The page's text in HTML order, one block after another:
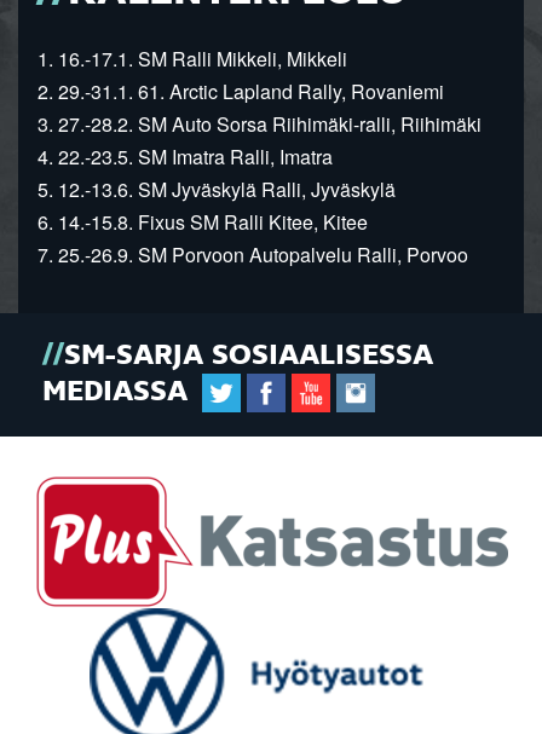
1. 16.-17.1. SM Ralli Mikkeli, Mikkeli
2. 29.-31.1. 61. Arctic Lapland Rally, Rovaniemi
3. 27.-28.2. SM Auto Sorsa Riihimäki-ralli, Riihimäki
4. 22.-23.5. SM Imatra Ralli, Imatra
5. 12.-13.6. SM Jyväskylä Ralli, Jyväskylä
6. 14.-15.8. Fixus SM Ralli Kitee, Kitee
7. 25.-26.9. SM Porvoon Autopalvelu Ralli, Porvoo
SM-SARJA SOSIAALISESSA
MEDIASSA